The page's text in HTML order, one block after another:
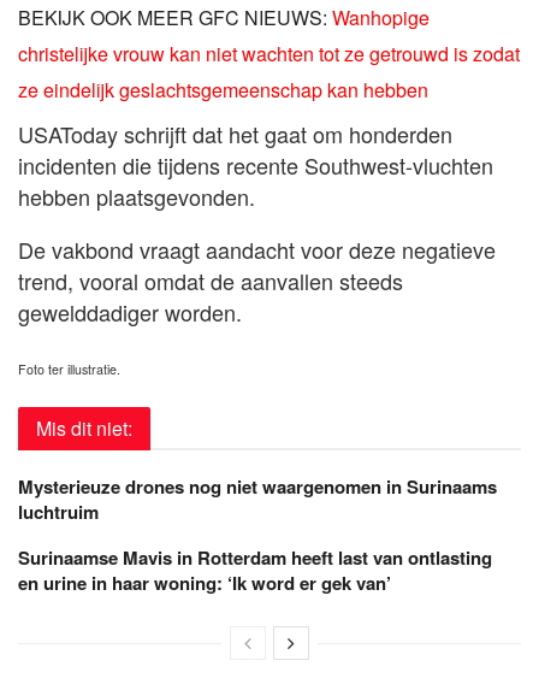
BEKIJK OOK MEER GFC NIEUWS: Wanhopige
christelijke vrouw kan niet wachten tot ze getrouwd is zodat
ze eindelijk geslachtsgemeenschap kan hebben
USAToday schrijft dat het gaat om honderden
incidenten die tijdens recente Southwest-vluchten
hebben plaatsgevonden.
De vakbond vraagt aandacht voor deze negatieve
trend, vooral omdat de aanvallen steeds
gewelddadiger worden.
Foto ter illustratie.
Mis dit niet:
Mysterieuze drones nog niet waargenomen in Surinaams
luchtruim
Surinaamse Mavis in Rotterdam heeft last van ontlasting
en urine in haar woning: ‘Ik word er gek van’